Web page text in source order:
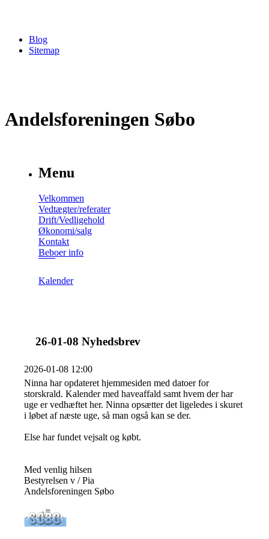
Blog
Sitemap
Andelsforeningen Søbo
Menu
Velkommen
Vedtægter/referater
Drift/Vedligehold
Økonomi/salg
Kontakt
Beboer info
Kalender
26-01-08 Nyhedsbrev
2026-01-08 12:00
Ninna har opdateret hjemmesiden med datoer for
storskrald. Kalender med haveaffald samt hvem der har
uge er vedhæftet her. Ninna opsætter det ligeledes i skuret
i løbet af næste uge, så man også kan se der.
Else har fundet vejsalt og købt.
Med venlig hilsen
Bestyrelsen v / Pia
Andelsforeningen Søbo